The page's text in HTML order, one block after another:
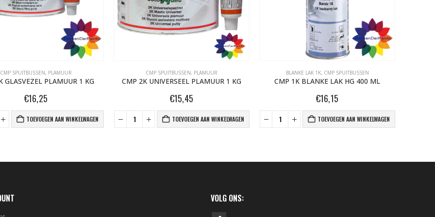
CMP SPUITBUSSEN, PLAMUUR
GLASVEZEL PLAMUUR 1 KG
€16,25
TOEVOEGEN AAN WINKELWAGEN
CMP SPUITBUSSEN, PLAMUUR
CMP 2K UNIVERSEEL PLAMUUR 1 KG
€15,45
TOEVOEGEN AAN WINKELWAGEN
BLANKE LAK 1K, CMP SPUITBUSSEN
CMP 1K BLANKE LAK HG 400 ML
€16,15
TOEVOEGEN AAN WINKELWAGEN
VOLG ONS: